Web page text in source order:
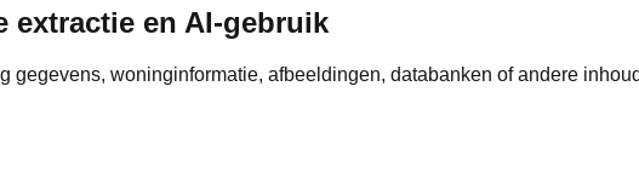
extractie en AI-gebruik
gegevens, woninginformatie, afbeeldingen, databanken of andere